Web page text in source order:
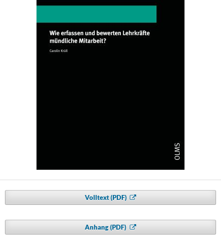
Volltext (PDF)
Anhang (PDF)